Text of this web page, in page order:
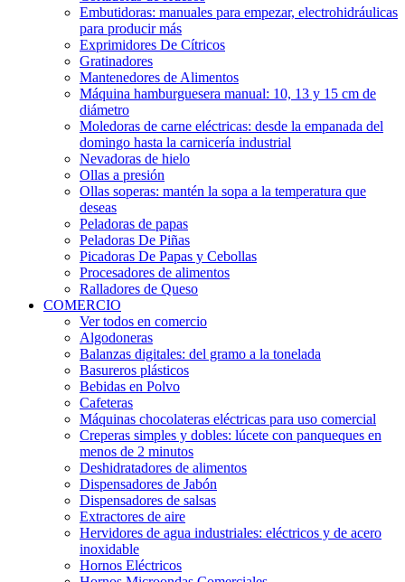
Embutidoras: manuales para empezar, electrohidráulicas
para producir más
Exprimidores De Cítricos
Gratinadores
Mantenedores de Alimentos
Máquina hamburguesera manual: 10, 13 y 15 cm de
diámetro
Moledoras de carne eléctricas: desde la empanada del
domingo hasta la carnicería industrial
Nevadoras de hielo
Ollas a presión
Ollas soperas: mantén la sopa a la temperatura que
deseas
Peladoras de papas
Peladoras De Piñas
Picadoras De Papas y Cebollas
Procesadores de alimentos
Ralladores de Queso
COMERCIO
Ver todos en comercio
Algodoneras
Balanzas digitales: del gramo a la tonelada
Basureros plásticos
Bebidas en Polvo
Cafeteras
Máquinas chocolateras eléctricas para uso comercial
Creperas simples y dobles: lúcete con panqueques en
menos de 2 minutos
Deshidratadores de alimentos
Dispensadores de Jabón
Dispensadores de salsas
Extractores de aire
Hervidores de agua industriales: eléctricos y de acero
inoxidable
Hornos Eléctricos